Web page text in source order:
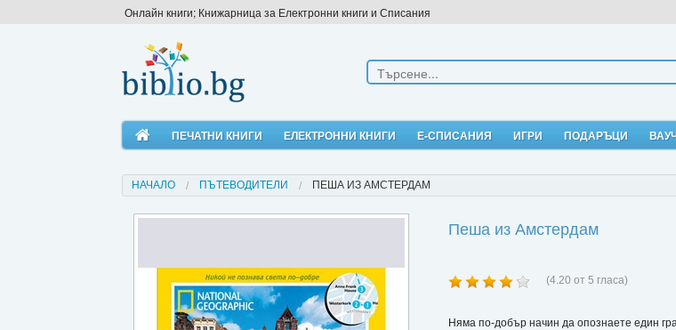
Онлайн книги; Книжарница за Електронни книги и Списания
ПЕЧАТНИ КНИГИ ЕЛЕКТРОННИ КНИГИ Е-СПИСАНИЯ ИГРИ ПОДАРЪЦИ
НАЧАЛО ПЪТЕВОДИТЕЛИ ПЕША ИЗ АМСТЕРДАМ
Пеша из Амстердам
(4.20 от 5 гласа)
Няма по-добър начин да опознаете един